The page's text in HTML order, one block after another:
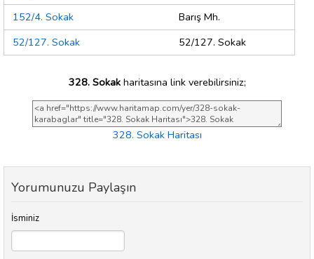
152/4. Sokak
Barış Mh.
52/127. Sokak
52/127. Sokak
328. Sokakharitasına link verebilirsiniz;
328. Sokak Haritası
Yorumunuzu Paylaşın
İsminiz